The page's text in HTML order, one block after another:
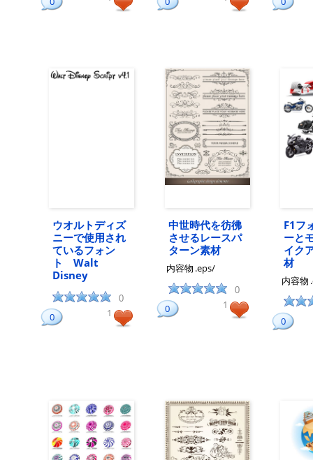
ウオルトディズ
ニーで使用され
ているフォン
ト Walt
Disney
0
0 1
中世時代を彷彿
させるレースパ
ターン素材
内容物 .eps/
0
0 1
F1フ
ーと
イク
材
内容物
0